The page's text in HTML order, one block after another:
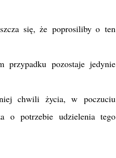
się, że poprosiliby o ten
przypadku pozostaje jedynie
chwili życia, w poczuciu
o potrzebie udzielenia tego